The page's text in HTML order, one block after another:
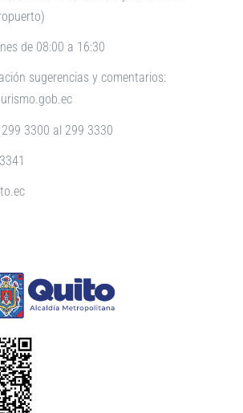
de 08:00 a 16:30
sugerencias y comentarios:
3300 al 299 3330